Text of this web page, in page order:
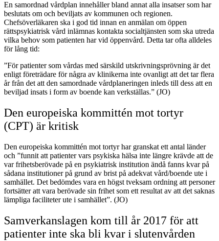
En samordnad vårdplan innehåller bland annat alla insatser som har
beslutats om och beviljats av kommunen och regionen.
Chefsöverläkaren ska i god tid innan en anmälan om öppen
rättspsykiatrisk vård inlämnas kontakta socialtjänsten som ska utreda
vilka behov som patienten har vid öppenvård. Detta tar ofta alldeles
för lång tid:
”För patienter som vårdas med särskild utskrivningsprövning är det
enligt företrädare för några av klinikerna inte ovanligt att det tar flera
år från det att den samordnade vårdplaneringen inleds till dess att en
beviljad insats i form av boende kan verkställas.” (JO)
Den europeiska kommittén mot tortyr
(CPT) är kritisk
Den europeiska kommittén mot tortyr har granskat ett antal länder
och ”funnit att patienter vars psykiska hälsa inte längre krävde att de
var frihetsberövade på en psykiatrisk institution ändå fanns kvar på
sådana institutioner på grund av brist på adekvat vård/boende ute i
samhället. Det bedömdes vara en högst tveksam ordning att personer
fortsätter att vara berövade sin frihet som ett resultat av att det saknas
lämpliga faciliteter ute i samhället”. (JO)
Samverkanslagen kom till år 2017 för att
patienter inte ska bli kvar i slutenvården